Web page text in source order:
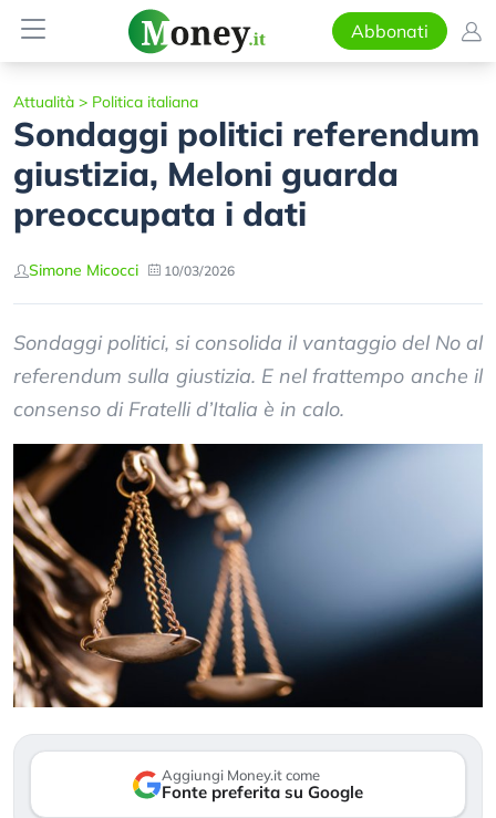
Abbonati
Attualità > Politica italiana
Sondaggi politici referendum
giustizia, Meloni guarda
preoccupata i dati
Simone Micocci 10/03/2026
Sondaggi politici, si consolida il vantaggio del No al
referendum sulla giustizia. E nel frattempo anche il
consenso di Fratelli d’Italia è in calo.
Aggiungi Money.it come
Fonte preferita su Google